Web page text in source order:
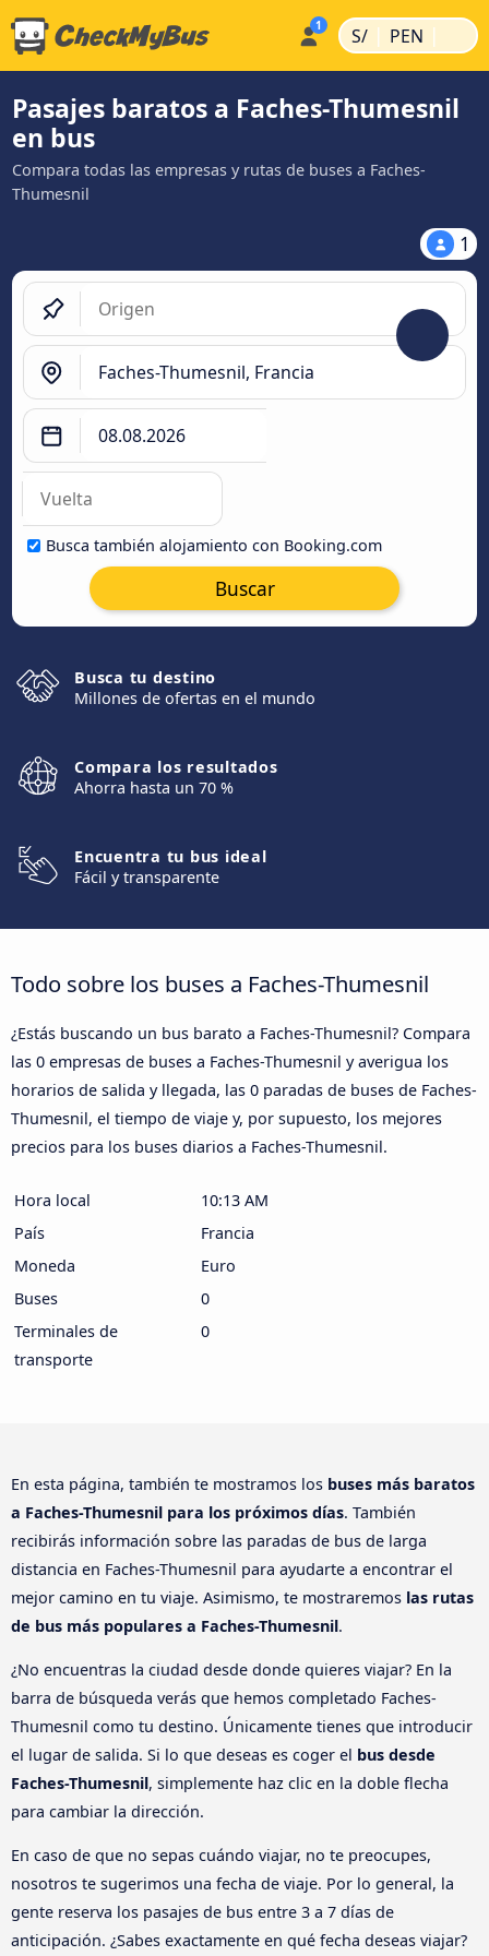
S/ | PEN |
Pasajes baratos a Faches-Thumesnil
en bus
Compara todas las empresas y rutas de buses a Faches-
Thumesnil
1
Busca también alojamiento con Booking.com
Buscar
Busca tu destino
Millones de ofertas en el mundo
Compara los resultados
Ahorra hasta un 70 %
Encuentra tu bus ideal
Fácil y transparente
Todo sobre los buses a Faches-Thumesnil
¿Estás buscando un bus barato a Faches-Thumesnil? Compara
las 0 empresas de buses a Faches-Thumesnil y averigua los
horarios de salida y llegada, las 0 paradas de buses de Faches-
Thumesnil, el tiempo de viaje y, por supuesto, los mejores
precios para los buses diarios a Faches-Thumesnil.
Hora local
10:13 AM
País
Francia
Moneda
Euro
Buses
0
Terminales de
transporte
0
En esta página, también te mostramos los buses más baratos
a Faches-Thumesnil para los próximos días. También
recibirás información sobre las paradas de bus de larga
distancia en Faches-Thumesnil para ayudarte a encontrar el
mejor camino en tu viaje. Asimismo, te mostraremos las rutas
de bus más populares a Faches-Thumesnil.
¿No encuentras la ciudad desde donde quieres viajar? En la
barra de búsqueda verás que hemos completado Faches-
Thumesnil como tu destino. Únicamente tienes que introducir
el lugar de salida. Si lo que deseas es coger el bus desde
Faches-Thumesnil, simplemente haz clic en la doble flecha
para cambiar la dirección.
En caso de que no sepas cuándo viajar, no te preocupes,
nosotros te sugerimos una fecha de viaje. Por lo general, la
gente reserva los pasajes de bus entre 3 a 7 días de
anticipación. ¿Sabes exactamente en qué fecha deseas viajar?